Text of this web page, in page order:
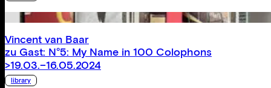
Vincent van Baar
zu Gast: N°5: My Name in 100 Colophons
>19.03.–16.05.2024
library